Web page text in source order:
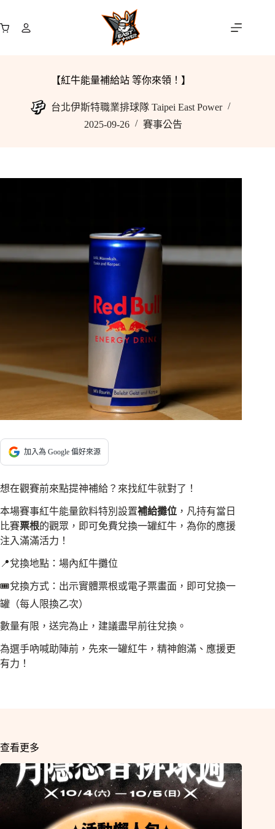
至
購
【紅牛能量補給站 等你來領！】
台北伊斯特職業排球隊 Taipei East Power
2025-09-26
賽事公告
加入為 Google 偏好來源
想在觀賽前來點提神補給？來找紅牛就對了！
本場賽事紅牛能量飲料特別設置補給攤位 ，凡持有當日
比賽票根的觀眾，即可免費兌換一罐紅牛，為你的應援
注入滿滿活力！
📍兌換地點：場內紅牛攤位
🎟兌換方式：出示實體票根或電子票畫面，即可兌換一
罐（每人限換乙次）
數量有限，送完為止，建議盡早前往兌換。
為選手吶喊助陣前，先來一罐紅牛，精神飽滿、應援更
有力！
查看更多